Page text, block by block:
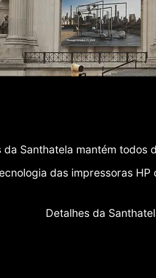
da Santhatela mantém todos
das impressoras
Detalhes da